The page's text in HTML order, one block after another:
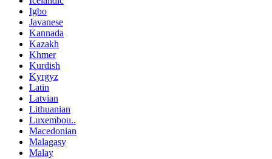
Igbo
Javanese
Kannada
Kazakh
Khmer
Kurdish
Kyrgyz
Latin
Latvian
Lithuanian
Luxembou..
Macedonian
Malagasy
Malay